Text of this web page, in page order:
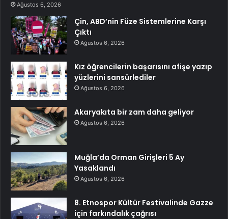
Ağustos 6, 2026
Çin, ABD’nin Füze Sistemlerine Karşı
Çıktı
Ağustos 6, 2026
Kız öğrencilerin başarısını afişe yazıp
yüzlerini sansürlediler
Ağustos 6, 2026
Akaryakıta bir zam daha geliyor
Ağustos 6, 2026
Muğla’da Orman Girişleri 5 Ay
Yasaklandı
Ağustos 6, 2026
8. Etnospor Kültür Festivalinde Gazze
için farkındalık çağrısı